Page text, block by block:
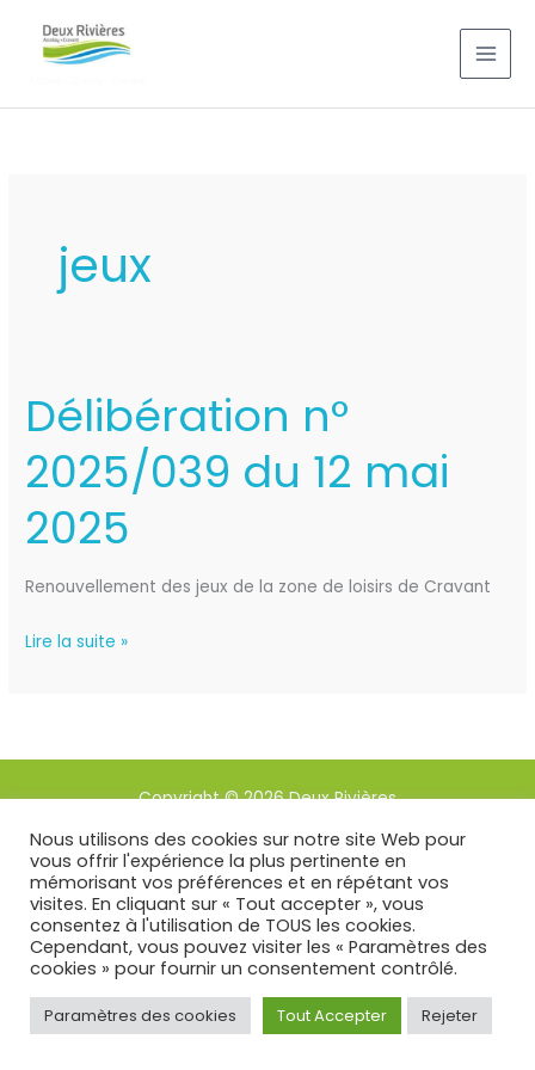
jeux
Délibération n°
2025/039 du 12 mai
2025
Renouvellement des jeux de la zone de loisirs de Cravant
Délibération
n°
2025/039
du
12
mai
2025
Lire la suite »
Copyright © 2026 Deux Rivières
Mentions légales
Edité par SG2i
Nous utilisons des cookies sur notre site Web pour
vous offrir l'expérience la plus pertinente en
mémorisant vos préférences et en répétant vos
visites. En cliquant sur « Tout accepter », vous
consentez à l'utilisation de TOUS les cookies.
Cependant, vous pouvez visiter les « Paramètres des
cookies » pour fournir un consentement contrôlé.
Paramètres des cookies Tout Accepter Rejeter